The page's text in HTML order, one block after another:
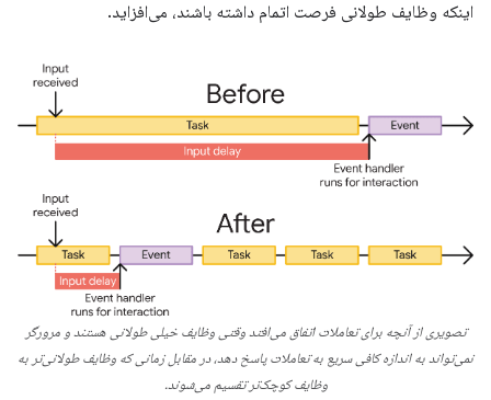
اینکه وظایف طولانی فرصت اتمام داشته باشند، می‌افزاید.
تصویری از آنچه برای تعاملات اتفاق می‌افتد وقتی وظایف خیلی طولانی هستند و مرورگر
نمی‌تواند به اندازه کافی سریع به تعاملات پاسخ دهد، در مقابل زمانی که وظایف طولانی‌تر به
وظایف کوچک‌تر تقسیم می‌شوند.